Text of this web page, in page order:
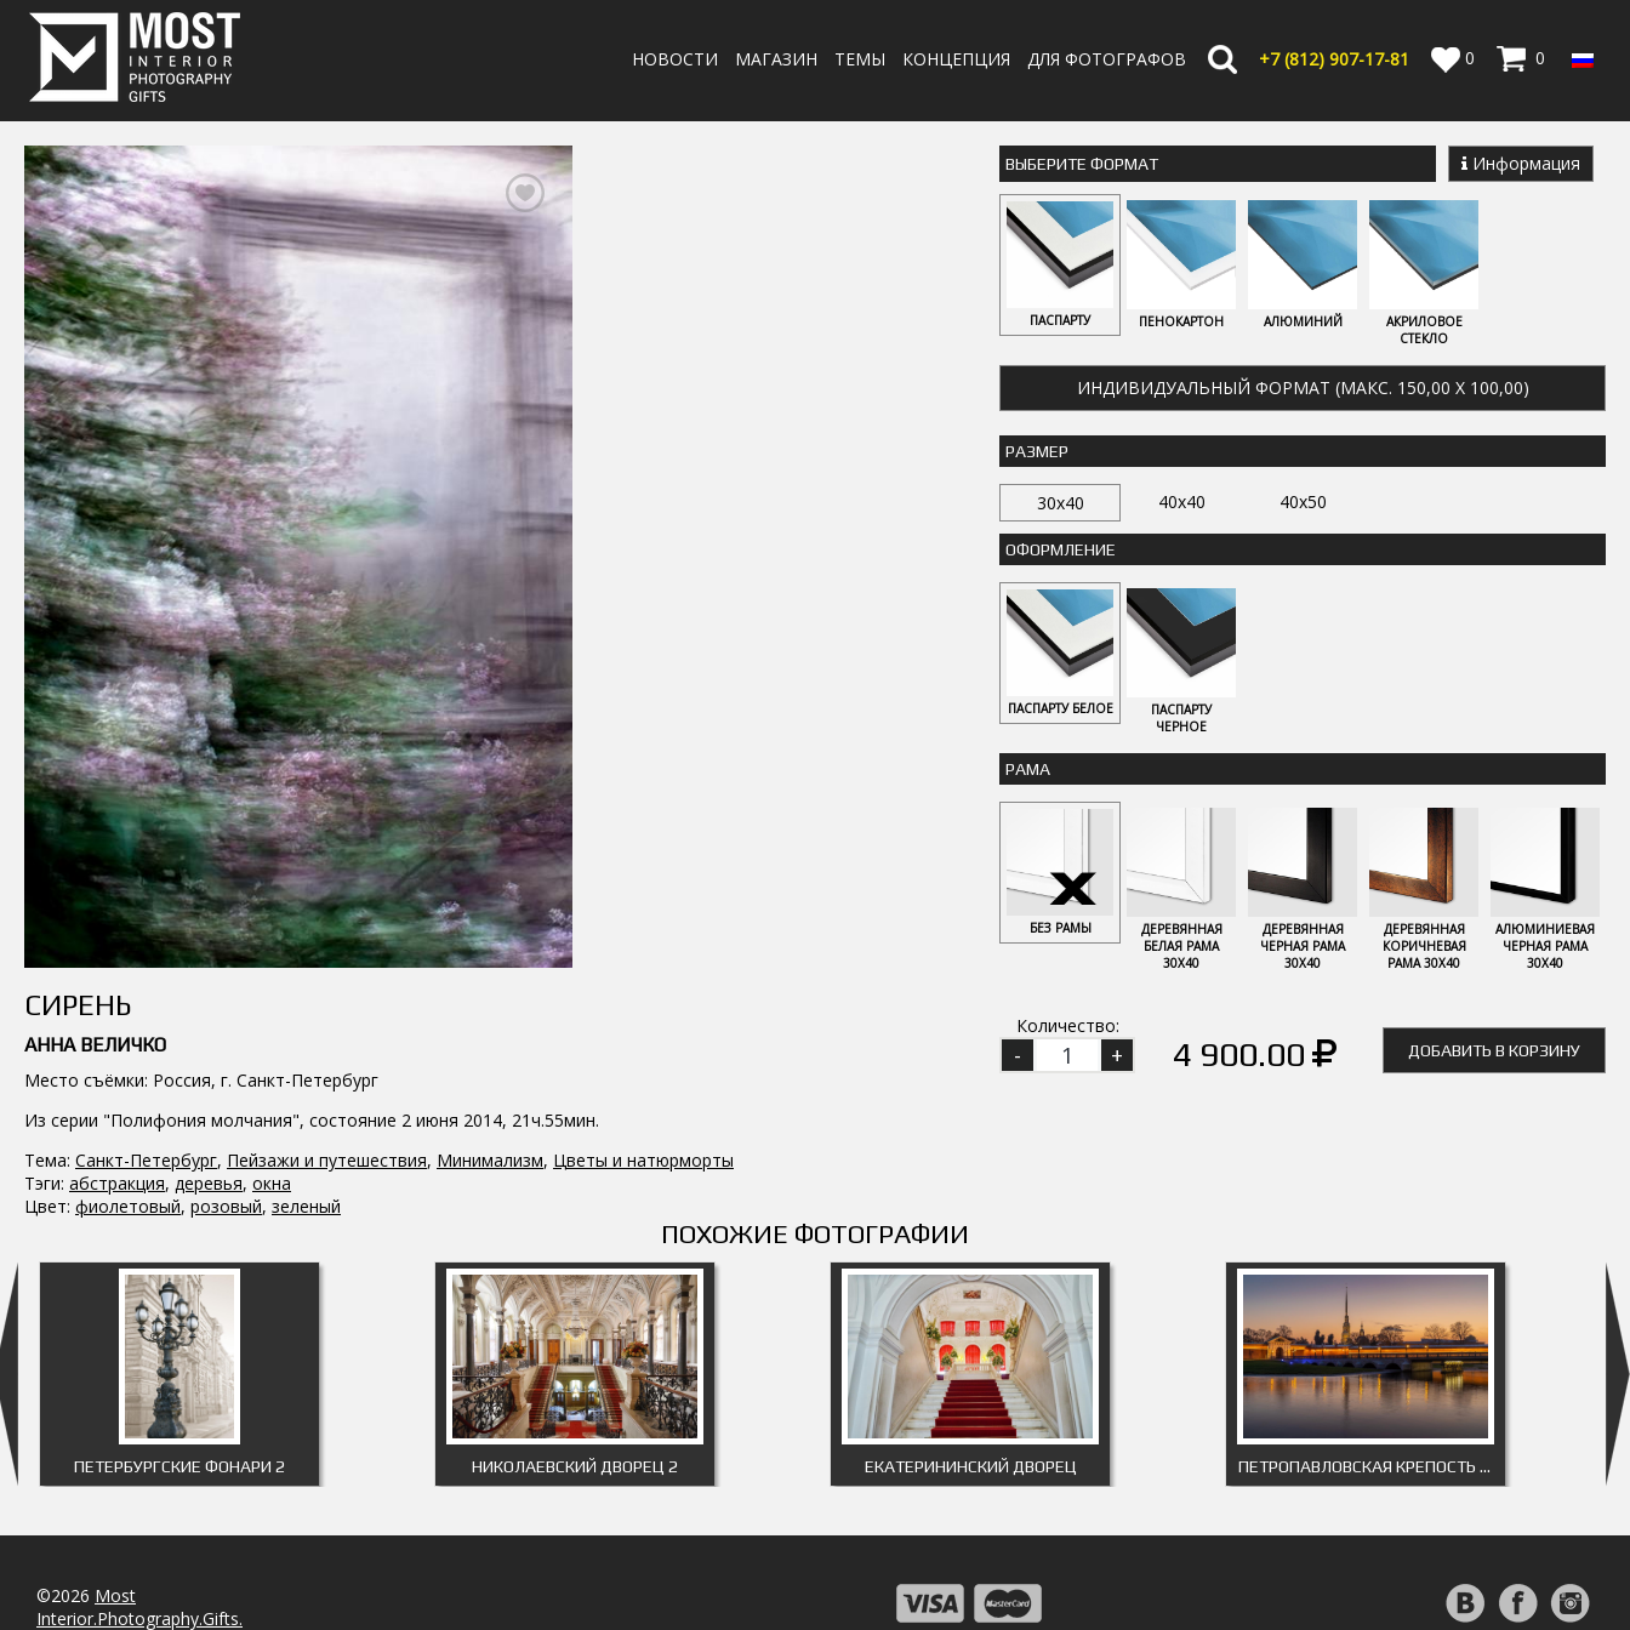
НОВОСТИ МАГАЗИН ТЕМЫ КОНЦЕПЦИЯ ДЛЯ ФОТОГРАФОВ +7 (812) 907-17-81 0 0
СИРЕНЬ
АННА ВЕЛИЧКО
Место съёмки: Россия, г. Санкт-Петербург
Из серии "Полифония молчания", состояние 2 июня 2014, 21ч.55мин.
Тема: Санкт-Петербург, Пейзажи и путешествия, Минимализм, Цветы и натюрморты
Тэги: абстракция, деревья, окна
Цвет: фиолетовый, розовый, зеленый
ВЫБЕРИТЕ ФОРМАТ Информация
ПАСПАРТУ ПЕНОКАРТОН АЛЮМИНИЙ
АКРИЛОВОЕ
СТЕКЛО
ИНДИВИДУАЛЬНЫЙ ФОРМАТ (МАКС. 150,00 X 100,00)
РАЗМЕР
30x40 40x40 40x50
ОФОРМЛЕНИЕ
ПАСПАРТУ БЕЛОЕ
ПАСПАРТУ
ЧЕРНОЕ
РАМА
БЕЗ РАМЫ
ДЕРЕВЯННАЯ
БЕЛАЯ РАМА
30Х40
ДЕРЕВЯННАЯ
ЧЕРНАЯ РАМА
30Х40
ДЕРЕВЯННАЯ
КОРИЧНЕВАЯ
РАМА 30Х40
АЛЮМИНИЕВАЯ
ЧЕРНАЯ РАМА
30Х40
Количество:
4 900.00 ДОБАВИТЬ В КОРЗИНУ
ПОХОЖИЕ ФОТОГРАФИИ
ПЕТЕРБУРГСКИЕ ФОНАРИ 2 НИКОЛАЕВСКИЙ ДВОРЕЦ 2 ЕКАТЕРИНИНСКИЙ ДВОРЕЦ ПЕТРОПАВЛОВСКАЯ КРЕПОСТЬ НА ЗАКАТЕ 2
©2026 Most
Interior.Photography.Gifts.